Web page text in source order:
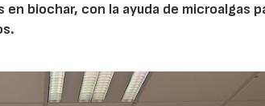
biochar, con la ayuda de microalgas
23/07/2026